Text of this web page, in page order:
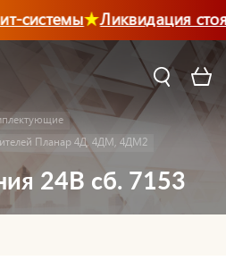
системы Ликвидация
Планар 4Д, 4ДМ, 4ДМ2
24В сб. 7153